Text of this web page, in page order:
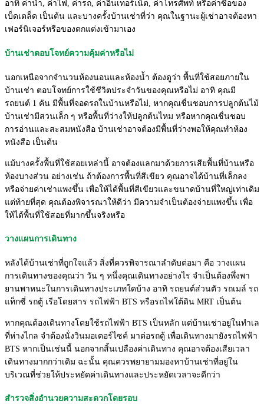
อาทิ ค่าน้ำ, ค่าไฟ, ค่ารถ, ค่าอินเทอร์เน็ต, ค่าโทรศัพท์ หรือค่าซื้อของ
เบ็ดเตล็ด เป็นต้น และบางครั้งบ้านเช่าที่ว่า คุณในฐานะผู้เช่าอาจต้องหา
เฟอร์นิเจอร์หรือของตกแต่งเข้ามาเอง
บ้านเช่าตอบโจทย์ความคุ้มค่าหรือไม่
นอกเหนือจากจำนวนห้องนอนและห้องน้ำ ต้องดูว่า พื้นที่ใช้สอยภายใน
บ้านเช่า ตอบโจทย์การใช้ชีวิตประจำวันของคุณหรือไม่ อาทิ คุณมี
รถยนต์ 1 คัน มีพื้นที่จอดรถในบ้านหรือไม่, หากคุณชื่นชอบการปลูกต้นไม้
บ้านเช่ามีสวนเล็ก ๆ หรือพื้นที่ว่างให้ปลูกต้นไหม หรือหากคุณชื่นชอบ
การอ่านและสะสมหนังสือ บ้านเช่าอาจต้องมีพื้นที่ว่างพอให้คุณทำห้อง
หนังสือ เป็นต้น
แม้บางครั้งพื้นที่ใช้สอยเหล่านี้ อาจต้องแลกมาด้วยการเสียพื้นที่บ้านหรือ
ห้องบางส่วน อย่างเช่น ถ้าต้องการพื้นที่สีเขียว คุณอาจได้บ้านที่เล็กลง
หรือจ่ายค่าเช่าแพงขึ้น เพื่อให้ได้พื้นที่สีเขียวและขนาดบ้านที่ใหญ่เท่าเดิม
แต่ท้ายที่สุด คุณต้องพิจารณาให้ดีว่า มีความจำเป็นต้องจ่ายแพงขึ้น เพื่อ
ให้ได้พื้นที่ใช้สอยที่มากขึ้นจริงหรือ
วางแผนการเดินทาง
หลังได้บ้านเช่าที่ถูกใจแล้ว สิ่งที่ควรพิจารณาลำดับต่อมา คือ วางแผน
การเดินทางของคุณว่า วัน ๆ หนึ่งคุณเดินทางอย่างไร จำเป็นต้องพึ่งพา
ยานพาหนะในการเดินทางประเภทใดบ้าง อาทิ รถยนต์ส่วนตัว รถเมล์ รถ
แท็กซี่ รถตู้ เรือโดยสาร รถไฟฟ้า BTS หรือรถไฟใต้ดิน MRT เป็นต้น
หากคุณต้องเดินทางโดยใช้รถไฟฟ้า BTS เป็นหลัก แต่บ้านเช่าอยู่ในทำเล
ที่ห่างไกล จำต้องนั่งวินมอเตอร์ไซค์ มาต่อรถตู้ เพื่อเดินทางมายังรถไฟฟ้า
BTS หากเป็นเช่นนี้ นอกจากสิ้นเปลืองค่าเดินทาง คุณอาจต้องเสียเวลา
เดินทางมากกว่าเดิม ฉะนั้น คุณควรพยายามมองหาบ้านเช่าที่อยู่ใน
บริเวณที่ช่วยให้ประหยัดค่าเดินทางและประหยัดเวลาจะดีกว่า
สำรวจสิ่งอำนวยความสะดวกโดยรอบ